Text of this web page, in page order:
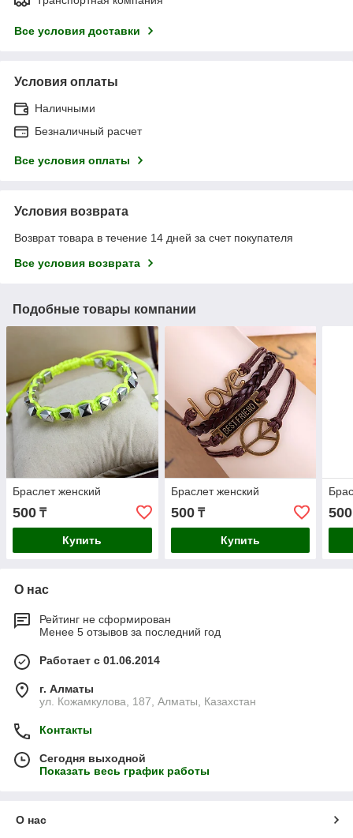
Все условия доставки
Условия оплаты
Наличными
Безналичный расчет
Все условия оплаты
Условия возврата
Возврат товара в течение 14 дней за счет покупателя
Все условия возврата
Подобные товары компании
Браслет женский
500 ₸
Купить
Браслет женский
500₸
Купить
500
О нас
Рейтинг не сформирован
Менее 5 отзывов за последний год
Работает с 01.06.2014
г. Алматы
ул. Кожамкулова, 187, Алматы, Казахстан
Контакты
Сегодня выходной
Показать весь график работы
О нас